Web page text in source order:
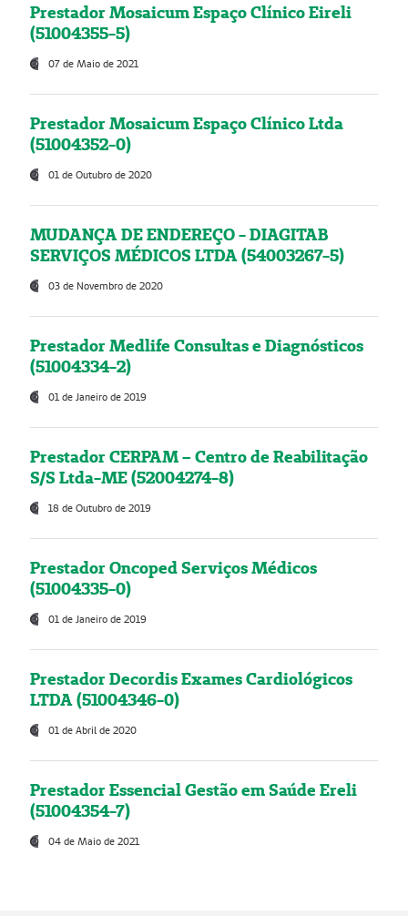
Prestador Mosaicum Espaço Clínico Eireli
(51004355-5)
07 de Maio de 2021
Prestador Mosaicum Espaço Clínico Ltda
(51004352-0)
01 de Outubro de 2020
MUDANÇA DE ENDEREÇO - DIAGITAB
SERVIÇOS MÉDICOS LTDA (54003267-5)
03 de Novembro de 2020
Prestador Medlife Consultas e Diagnósticos
(51004334-2)
01 de Janeiro de 2019
Prestador CERPAM – Centro de Reabilitação
S/S Ltda-ME (52004274-8)
18 de Outubro de 2019
Prestador Oncoped Serviços Médicos
(51004335-0)
01 de Janeiro de 2019
Prestador Decordis Exames Cardiológicos
LTDA (51004346-0)
01 de Abril de 2020
Prestador Essencial Gestão em Saúde Ereli
(51004354-7)
04 de Maio de 2021